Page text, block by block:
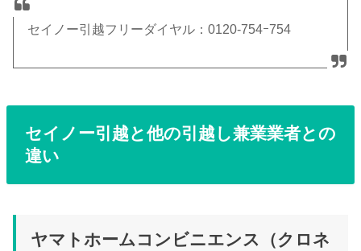
セイノー引越フリーダイヤル：0120-754ｰ754
セイノー引越と他の引越し兼業業者との
違い
ヤマトホームコンビニエンス（クロネ